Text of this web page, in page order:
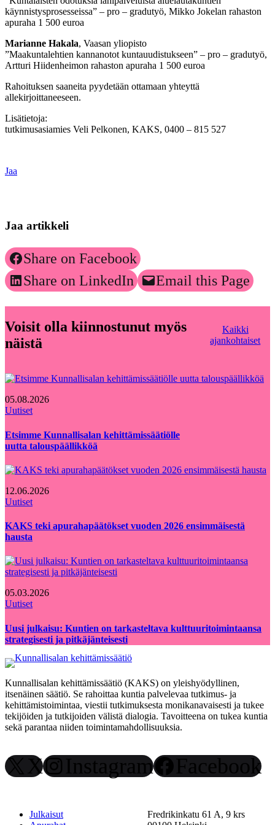
käynnistysprosesseissa” – pro – gradutyö, Mikko Jokelan rahaston
apuraha 1 500 euroa
Marianne Hakala, Vaasan yliopisto
”Maakuntalehtien kannanotot kuntauudistukseen” – pro – gradutyö,
Artturi Hiidenheimon rahaston apuraha 1 500 euroa
Rahoituksen saaneita pyydetään ottamaan yhteyttä
allekirjoittaneeseen.
Lisätietoja:
tutkimusasiamies Veli Pelkonen, KAKS, 0400 – 815 527
Jaa
Jaa artikkeli
Share on Facebook
Share on LinkedIn
Email this Page
Voisit olla kiinnostunut myös
näistä
Kaikki
ajankohtaiset
05.08.2026
Uutiset
Etsimme Kunnallisalan kehittämissäätiölle
uutta talouspäällikköä
12.06.2026
Uutiset
KAKS teki apurahapäätökset vuoden 2026 ensimmäisestä
hausta
05.03.2026
Uutiset
Uusi julkaisu: Kuntien on tarkasteltava kulttuuritoimintaansa
strategisesti ja pitkäjänteisesti
Kunnallisalan kehittämissäätiö (KAKS) on yleishyödyllinen,
itsenäinen säätiö. Se rahoittaa kuntia palvelevaa tutkimus- ja
kehittämistoimintaa, viestii tutkimuksesta monikanavaisesti ja tukee
tekijöiden ja tutkijoiden välistä dialogia. Tavoitteena on tukea kuntia
sekä parantaa niiden toimintamahdollisuuksia.
X Instagram Facebook
Julkaisut
Fredrikinkatu 61 A, 9 krs